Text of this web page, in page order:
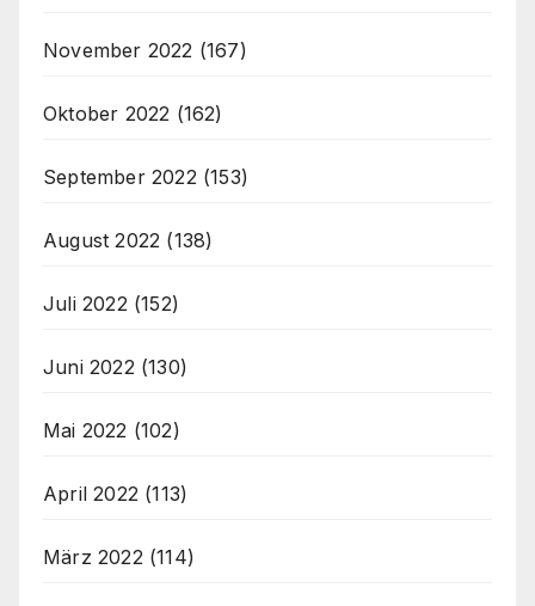
November 2022 (167)
Oktober 2022 (162)
September 2022 (153)
August 2022 (138)
Juli 2022 (152)
Juni 2022 (130)
Mai 2022 (102)
April 2022 (113)
März 2022 (114)